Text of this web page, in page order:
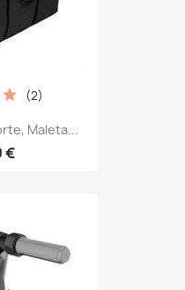
Maleta...
€
(2)